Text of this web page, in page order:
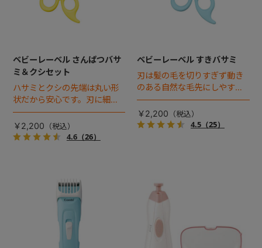
ベビーレーベル さんぱつバサ
ミ＆クシセット
ハサミとクシの先端は丸い形
状だから安心です。刃に細や
かなギザギザを付けることに
より、滑りにくく、スムーズ
にカットできます。
￥2,200
4.6（26）
ベビーレーベル すきバサミ
刃は髪の毛を切りすぎず動き
のある自然な毛先にしやす
い、細かいV字形状。
￥2,200
4.5（25）